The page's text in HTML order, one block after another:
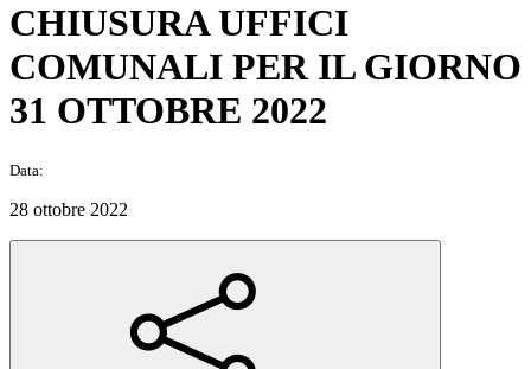
CHIUSURA UFFICI
COMUNALI PER IL GIORNO
31 OTTOBRE 2022
Data:
28 ottobre 2022